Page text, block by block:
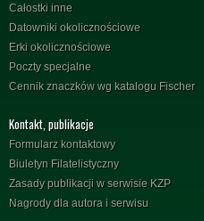
Całostki inne
Datowniki okolicznościowe
Erki okolicznościowe
Poczty specjalne
Cennik znaczków wg katalogu Fischer
Kontakt, publikacje
Formularz kontaktowy
Biuletyn Filatelistyczny
Zasady publikacji w serwisie KZP
Nagrody dla autora i serwisu